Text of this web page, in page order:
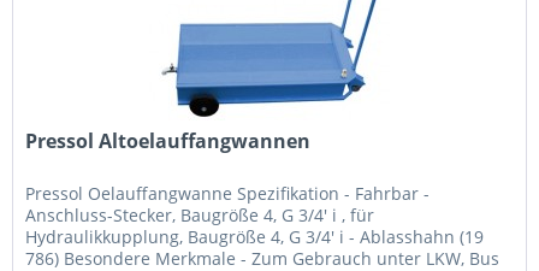
Pressol Altoelauffangwannen
Pressol Oelauffangwanne Spezifikation - Fahrbar -
Anschluss-Stecker, Baugröße 4, G 3/4' i , für
Hydraulikkupplung, Baugröße 4, G 3/4' i - Ablasshahn (19
786) Besondere Merkmale - Zum Gebrauch unter LKW, Bus